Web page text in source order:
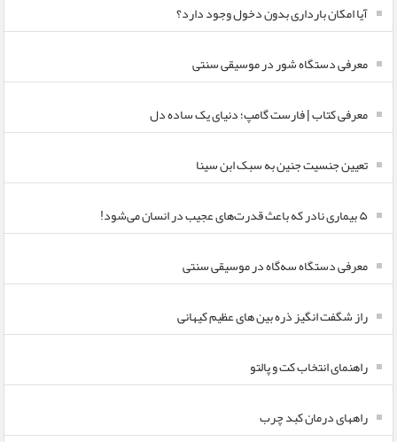
آیا امکان بارداری بدون دخول وجود دارد؟
معرفی دستگاه شور در موسیقی سنتی
معرفی کتاب | فارست گامپ؛ دنیای یک ساده دل
تعیین جنسیت جنین به سبک ابن سینا
۵ بیماری نادر که باعث قدرت‌های عجیب در انسان می‌شود!
معرفی دستگاه سه‌گاه در موسیقی سنتی
راز شگفت انگیز ذره بین های عظیم کیهانی
راهنمای انتخاب کت و پالتو
راههای درمان کبد چرب